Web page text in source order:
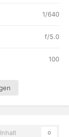
1/640
f/5.0
100
0